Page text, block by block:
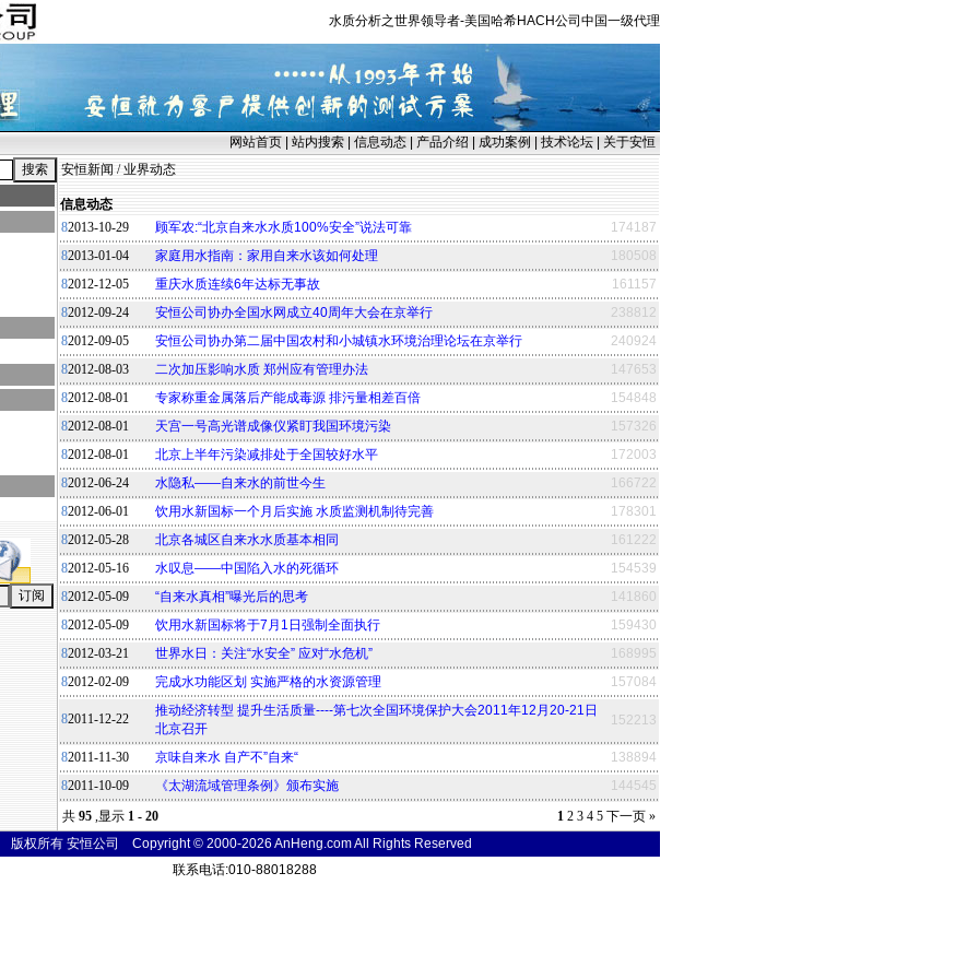
水质分析之世界领导者-美国哈希HACH公司中国一级代理
网站首页 站内搜索 信息动态 产品介绍 成功案例 技术论坛
关于安恒
安恒新闻 /业界动态
信息动态
82013-10-29 顾军农:“北京自来水水质100%安全”说法可靠
174187
82013-01-04 家庭用水指南：家用自来水该如何处理
180508
82012-12-05 重庆水质连续6年达标无事故
161157
82012-09-24 安恒公司协办全国水网成立40周年大会在京举行
238812
82012-09-05 安恒公司协办第二届中国农村和小城镇水环境治理论坛在京举行
240924
82012-08-03 二次加压影响水质 郑州应有管理办法
147653
82012-08-01 专家称重金属落后产能成毒源 排污量相差百倍
154848
82012-08-01 天宫一号高光谱成像仪紧盯我国环境污染
157326
82012-08-01 北京上半年污染减排处于全国较好水平
172003
82012-06-24 水隐私——自来水的前世今生
166722
82012-06-01 饮用水新国标一个月后实施 水质监测机制待完善
178301
82012-05-28 北京各城区自来水水质基本相同
161222
82012-05-16 水叹息——中国陷入水的死循环
154539
82012-05-09 “自来水真相”曝光后的思考
141860
82012-05-09 饮用水新国标将于7月1日强制全面执行
159430
82012-03-21 世界水日：关注“水安全” 应对“水危机”
168995
82012-02-09 完成水功能区划 实施严格的水资源管理 157084
82011-12-22
推动经济转型 提升生活质量----第七次全国环境保护大会2011年12月20-21日
北京召开
152213
82011-11-30 京味自来水 自产不”自来“
138894
82011-10-09 《太湖流域管理条例》颁布实施
144545
共 95 ,显示 1 - 20 1 2 3 4 5 下一页 »
版权所有 安恒公司 Copyright © 2000-2026 AnHeng.com All Rights Reserved
联系电话:010-88018288